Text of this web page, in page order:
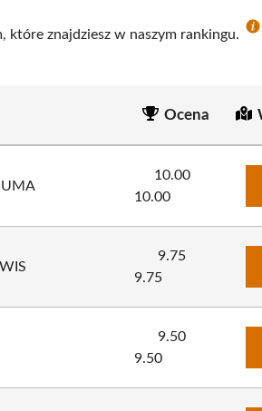
które znajdziesz w naszym rankingu.
Ocena
10.00
10.00
9.75
9.75
9.50
9.50